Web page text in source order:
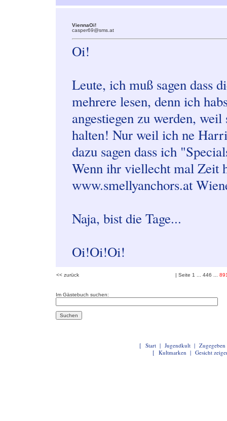
ViennaOi!
casper69@sms.at
Oi!
Leute, ich muß sagen dass
mehrere lesen, denn ich
angestiegen zu werden,
halten! Nur weil ich ne
dazu sagen dass ich
Wenn ihr viellecht mal Zeit
www.smellyanchors.at
Naja, bist die Tage...
Oi!Oi!Oi!
<< zurück | Seite 1 446
Im Gästebuch suchen:
[ Start | Jugendkult | Zugegeben
[ Kultmarken | Gesicht